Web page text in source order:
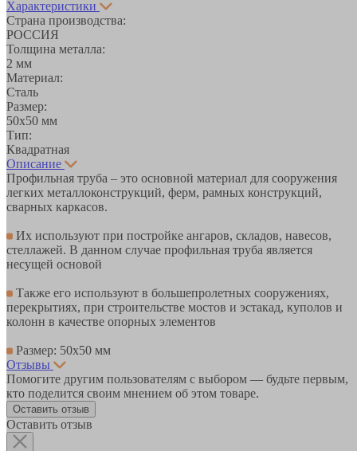
Характеристики
Страна производства:
РОССИЯ
Толщина металла:
2 мм
Материал:
Сталь
Размер:
50х50 мм
Тип:
Квадратная
Описание
Профильная труба – это основной материал для сооружения
легких металлоконструкций, ферм, рамных конструкций,
сварных каркасов.
Их используют при постройке ангаров, складов, навесов,
стеллажей. В данном случае профильная труба является
несущей основой
Также его используют в большепролетных сооружениях,
перекрытиях, при строительстве мостов и эстакад, куполов и
колонн в качестве опорных элементов
Размер: 50х50 мм
Отзывы
Помогите другим пользователям с выбором — будьте первым,
кто поделится своим мнением об этом товаре.
Оставить отзыв
Оставить отзыв